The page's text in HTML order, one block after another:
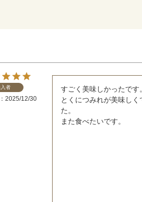
入者
2025/12/30
すごく美味しかったです。
とくにつみれが美味し
た。
また食べたいです。